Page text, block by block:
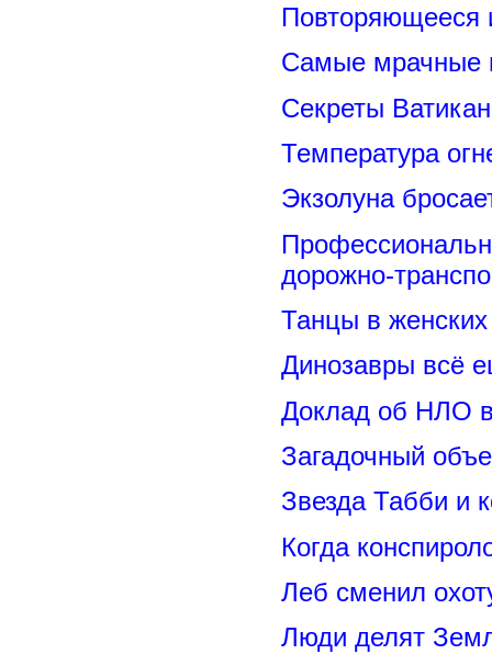
Повторяющееся
Самые мрачные
Секреты
Температура
Экзолуна
дорожно-
Танцы в женских
Динозавры всё
Доклад об НЛО
Загадочный
Звезда Табби и
Когда
Леб сменил
Люди делят